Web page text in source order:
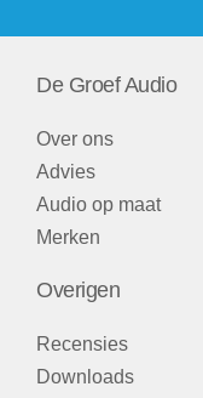
De Groef Audio
Over ons
Advies
Audio op maat
Merken
Overigen
Recensies
Downloads